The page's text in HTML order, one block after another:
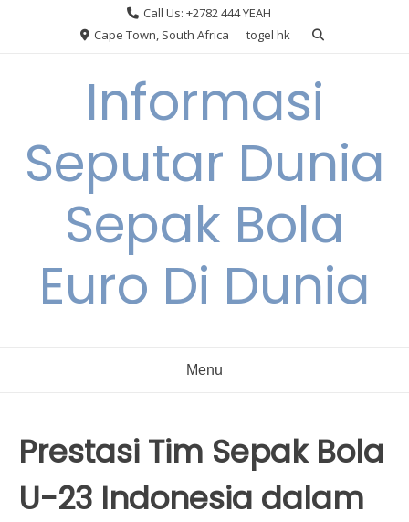
Call Us: +2782 444 YEAH
Cape Town, South Africa
togel hk
Informasi
Seputar Dunia
Sepak Bola
Euro Di Dunia
Menu
Prestasi Tim Sepak Bola
U-23 Indonesia dalam